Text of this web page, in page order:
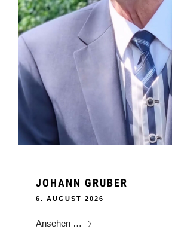
JOHANN GRUBER
6. AUGUST 2026
Ansehen …